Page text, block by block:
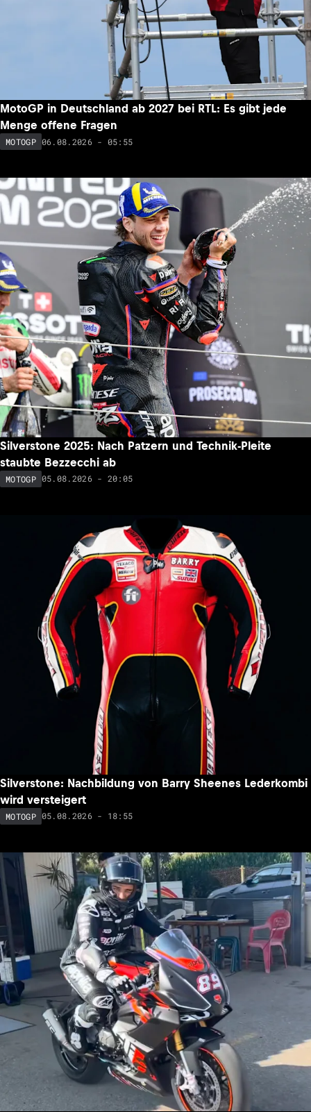
MotoGP in Deutschland ab 2027 bei RTL: Es gibt jede
Menge offene Fragen
MOTOGP 06.08.2026 - 05:55
Silverstone 2025: Nach Patzern und Technik-Pleite
staubte Bezzecchi ab
MOTOGP 05.08.2026 - 20:05
Silverstone: Nachbildung von Barry Sheenes Lederkombi
wird versteigert
MOTOGP 05.08.2026 - 18:55